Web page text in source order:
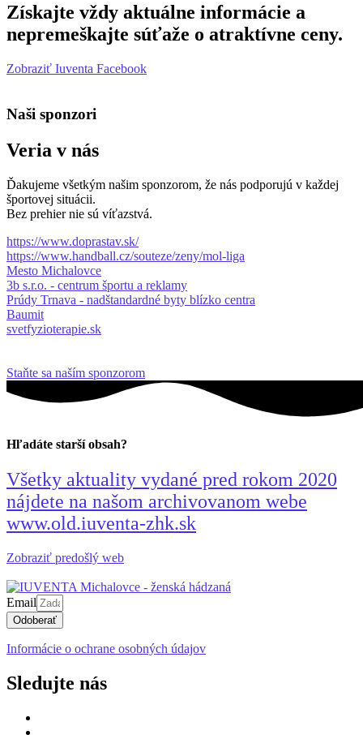
Získajte vždy aktuálne informácie a
nepremeškajte súťaže o atraktívne ceny.
Zobraziť Iuventa Facebook
Naši sponzori
Veria v nás
Ďakujeme všetkým našim sponzorom, že nás podporujú v každej
športovej situácii.
Bez prehier nie sú víťazstvá.
https://www.doprastav.sk/
https://www.handball.cz/souteze/zeny/mol-liga
Mesto Michalovce
3b s.r.o. - centrum športu a reklamy
Prúdy Trnava - nadštandardné byty blízko centra
Baumit
svetfyzioterapie.sk
Staňte sa naším sponzorom
Hľadáte starší obsah?
Všetky aktuality vydané pred rokom 2020
nájdete na našom archivovanom webe
www.old.iuventa-zhk.sk
Zobraziť predošlý web
Email
Odoberať
Informácie o ochrane osobných údajov
Sledujte nás